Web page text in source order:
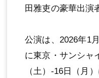
⽥雅吏の豪華出演
公演は、2026年1
に東京・サンシャ
（⼟）-16⽇（⽉